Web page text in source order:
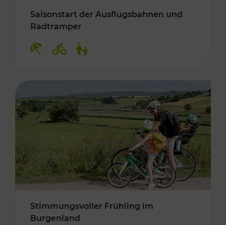
Saisonstart der Ausflugsbahnen und
Radtramper
Stimmungsvoller Frühling im
Burgenland